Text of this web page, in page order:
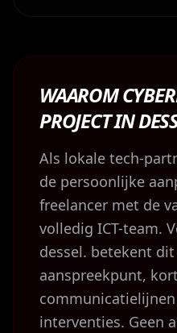
WAAROM
PROJECT IN
Als lokale tech-
de persoonlijke
freelancer met de
volledig ICT-team.
dessel. betekent
aanspreekpunt,
interventies. Geen